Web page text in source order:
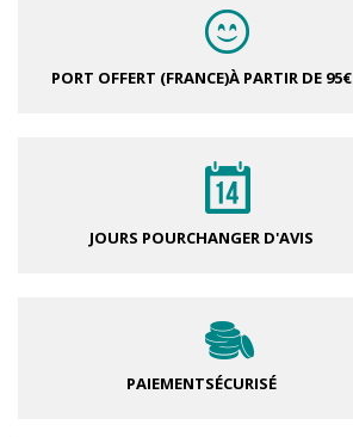
PORT OFFERT (FRANCE)À PARTIR DE 95€
JOURS POURCHANGER D'AVIS
PAIEMENTSÉCURISÉ